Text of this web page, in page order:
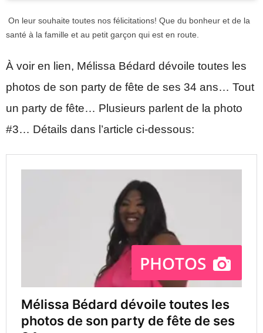
On leur souhaite toutes nos félicitations! Que du bonheur et de la
santé à la famille et au petit garçon qui est en route.
À voir en lien, Mélissa Bédard dévoile toutes les
photos de son party de fête de ses 34 ans… Tout
un party de fête… Plusieurs parlent de la photo
#3… Détails dans l’article ci-dessous: